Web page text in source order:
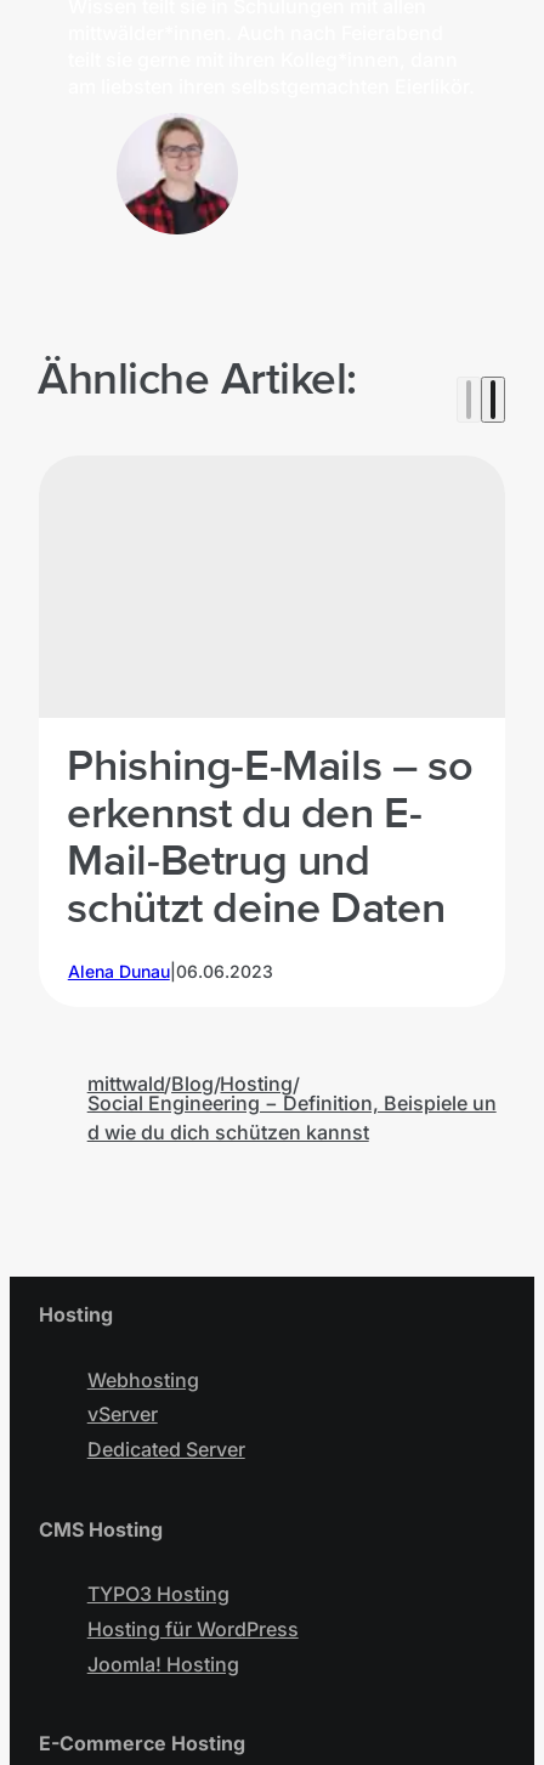
Ähnliche Artikel:
Phishing-E-Mails – so
erkennst du den E-
Mail-Betrug und
schützt deine Daten
Alena Dunau| 06.06.2023
mittwald Blog Hosting
Social Engineering − Definition, Beispiele un
d wie du dich schützen kannst
Hosting
Webhosting
vServer
Dedicated Server
CMS Hosting
TYPO3 Hosting
Hosting für WordPress
Joomla! Hosting
E-Commerce Hosting